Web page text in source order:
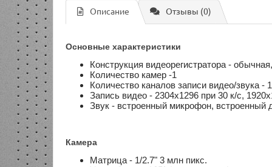
Описание Отзывы (0)
Основные характеристики
Конструкция видеорегистратора -
Количество камер -1
Количество каналов записи видео/звука -
Запись видео - 2304x1296 при 30 к/с,
Звук - встроенный микрофон, встроенный
Камера
Матрица - 1/2.7" 3 млн пикс.